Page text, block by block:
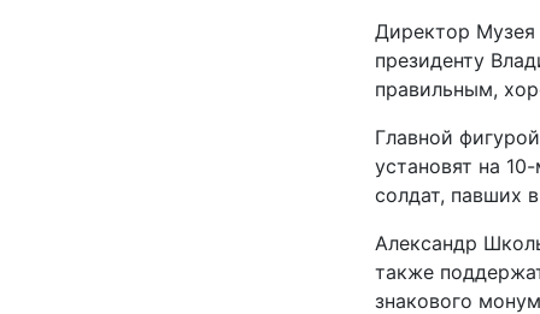
Директор
президенту
правильным,
Главной
установят на
солдат, павших
Александр
также
знакового